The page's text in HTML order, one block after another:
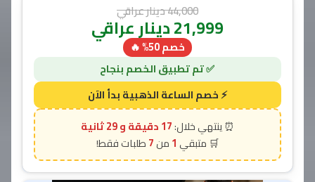
44,000دينار عراقي
21,999دينار عراقي
خصم 50% 🔥
17 دقيقة و 28 ثانية
1
7